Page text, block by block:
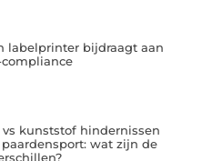
labelprinter bijdraagt aan
compliance
kunststof hindernissen
paardensport: wat zijn de